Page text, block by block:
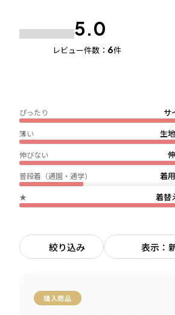
5.0
レビュー件数： 6件
サ
ぴったり
生
薄い
伸びない
着
普段着（通園・通学）
着替
★
絞り込み 表示：
購入商品